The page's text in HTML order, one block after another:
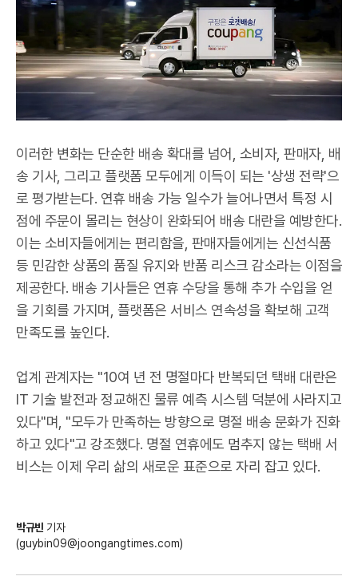
이러한 변화는 단순한 배송 확대를 넘어, 소비자, 판매자, 배
송 기사, 그리고 플랫폼 모두에게 이득이 되는 '상생 전략'으
로 평가받는다. 연휴 배송 가능 일수가 늘어나면서 특정 시
점에 주문이 몰리는 현상이 완화되어 배송 대란을 예방한다.
이는 소비자들에게는 편리함을, 판매자들에게는 신선식품
등 민감한 상품의 품질 유지와 반품 리스크 감소라는 이점을
제공한다. 배송 기사들은 연휴 수당을 통해 추가 수입을 얻
을 기회를 가지며, 플랫폼은 서비스 연속성을 확보해 고객
만족도를 높인다.
업계 관계자는 "10여 년 전 명절마다 반복되던 택배 대란은
IT 기술 발전과 정교해진 물류 예측 시스템 덕분에 사라지고
있다"며, "모두가 만족하는 방향으로 명절 배송 문화가 진화
하고 있다"고 강조했다. 명절 연휴에도 멈추지 않는 택배 서
비스는 이제 우리 삶의 새로운 표준으로 자리 잡고 있다.
박규빈 기자
(guybin09@joongangtimes.com)